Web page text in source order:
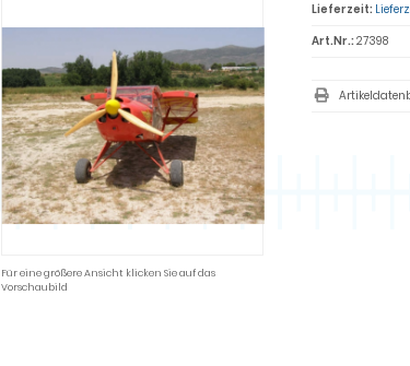
Für eine größere Ansicht klicken Sie auf das
Vorschaubild
Lieferzeit:
Art.Nr.: 27398